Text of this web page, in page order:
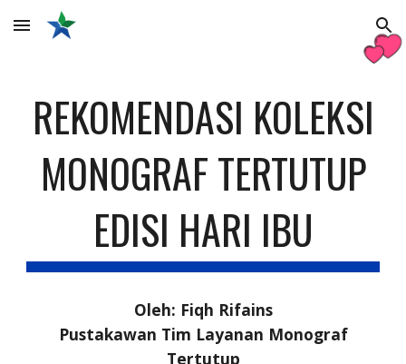
Skip to main content Skip to navigation
REKOMENDASI KOLEKSI
MONOGRAF TERTUTUP
EDISI HARI IBU
Oleh: Fiqh Rifains
Pustakawan Tim Layanan Monograf
Tertutup